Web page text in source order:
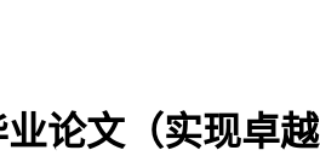
论文（实现卓